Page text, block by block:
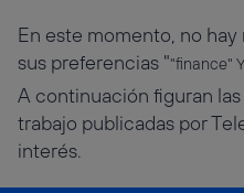
En este momento, no
sus preferencias ""finance"
A continuación figuran
trabajo publicadas por
interés.